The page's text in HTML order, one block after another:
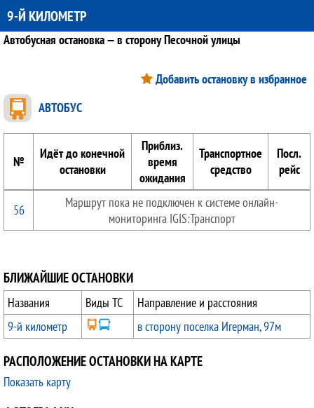
9-Й КИЛОМЕТР
Автобусная остановка — в сторону Песочной улицы
Добавить остановку в избранное
АВТОБУС
№
Идёт до конечной
остановки
Приблиз.
время
ожидания
Транспортное
средство
Посл.
рейс
56
Маршрут пока не подключен к системе онлайн-
мониторинга IGIS:Транспорт
БЛИЖАЙШИЕ ОСТАНОВКИ
Названия Виды ТС
Направление и расстояния
9-й километр
в сторону поселка Игерман, 97м
РАСПОЛОЖЕНИЕ ОСТАНОВКИ НА КАРТЕ
Показать карту